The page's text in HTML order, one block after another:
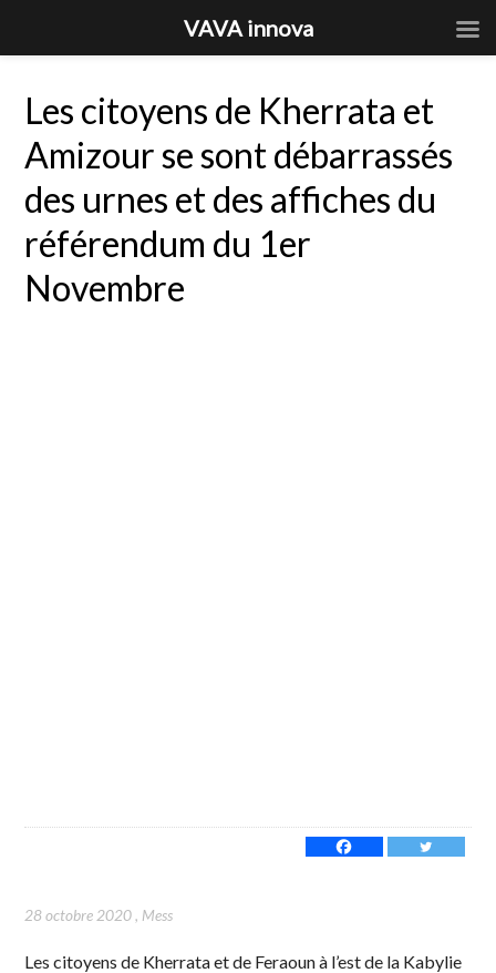
Les citoyens de Kherrata et
Amizour se sont débarrassés
des urnes et des affiches du
référendum du 1er
Novembre
28 octobre 2020, Mess
Les citoyens de Kherrata et de Feraoun à l’est de la Kabylie
VAVA innova